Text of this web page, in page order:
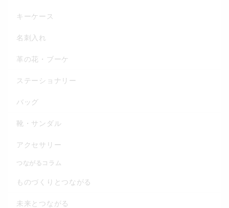
キーケース
名刺入れ
革の花・ブーケ
ステーショナリー
バッグ
靴・サンダル
アクセサリー
つながるコラム
ものづくりとつながる
未来とつながる